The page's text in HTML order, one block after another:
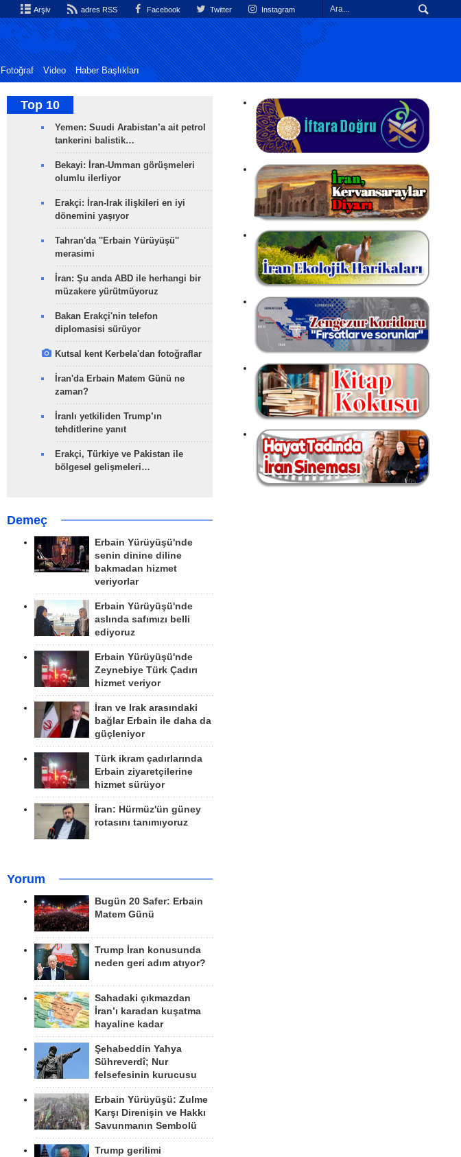
Arşiv adres RSS Facebook Twitter Instagram
Fotoğraf Video Haber Başlıkları
Top 10
Yemen: Suudi Arabistan’a ait petrol
tankerini balistik…
Bekayi: İran-Umman görüşmeleri
olumlu ilerliyor
Erakçi: İran-Irak ilişkileri en iyi
dönemini yaşıyor
Tahran'da ''Erbain Yürüyüşü''
merasimi
İran: Şu anda ABD ile herhangi bir
müzakere yürütmüyoruz
Bakan Erakçi'nin telefon
diplomasisi sürüyor
Kutsal kent Kerbela'dan fotoğraflar
İran'da Erbain Matem Günü ne
zaman?
İranlı yetkiliden Trump’ın
tehditlerine yanıt
Erakçi, Türkiye ve Pakistan ile
bölgesel gelişmeleri…
Demeç
Erbain Yürüyüşü'nde
senin dinine diline
bakmadan hizmet
veriyorlar
Erbain Yürüyüşü'nde
aslında safımızı belli
ediyoruz
Erbain Yürüyüşü'nde
Zeynebiye Türk Çadırı
hizmet veriyor
İran ve Irak arasındaki
bağlar Erbain ile daha da
güçleniyor
Türk ikram çadırlarında
Erbain ziyaretçilerine
hizmet sürüyor
İran: Hürmüz'ün güney
rotasını tanımıyoruz
Yorum
Bugün 20 Safer: Erbain
Matem Günü
Trump İran konusunda
neden geri adım atıyor?
Sahadaki çıkmazdan
İran’ı karadan kuşatma
hayaline kadar
Şehabeddin Yahya
Sühreverdî; Nur
felsefesinin kurucusu
Erbain Yürüyüşü: Zulme
Karşı Direnişin ve Hakkı
Savunmanın Sembolü
Trump gerilimi